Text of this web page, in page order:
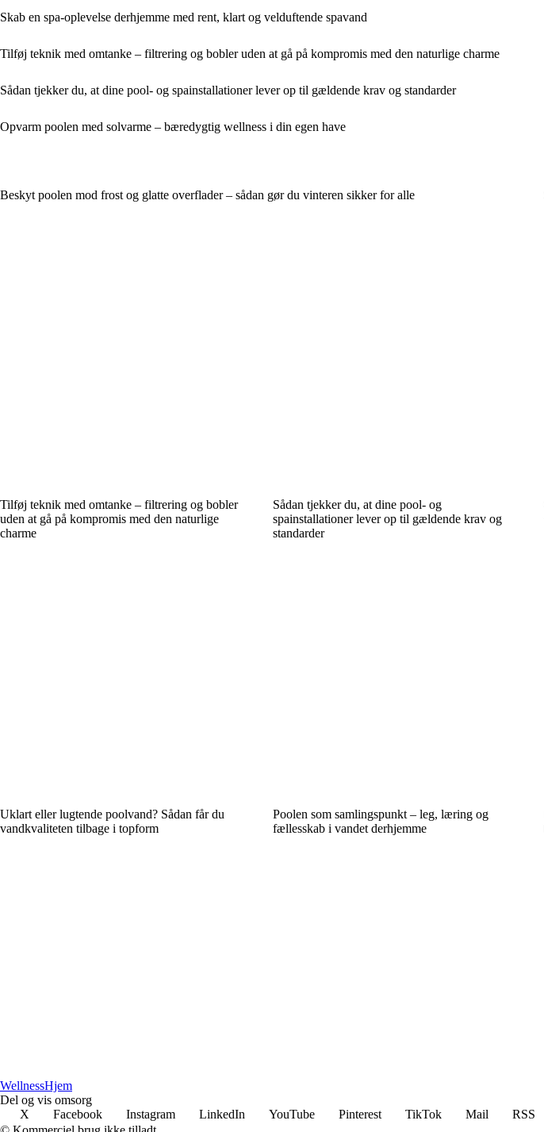
Skab en spa-oplevelse derhjemme med rent, klart og velduftende spavand
Tilføj teknik med omtanke – filtrering og bobler uden at gå på kompromis med den naturlige charme
Sådan tjekker du, at dine pool- og spainstallationer lever op til gældende krav og standarder
Opvarm poolen med solvarme – bæredygtig wellness i din egen have
Beskyt poolen mod frost og glatte overflader – sådan gør du vinteren sikker for alle
Tilføj teknik med omtanke – filtrering og bobler
uden at gå på kompromis med den naturlige
charme
Sådan tjekker du, at dine pool- og
spainstallationer lever op til gældende krav og
standarder
Uklart eller lugtende poolvand? Sådan får du
vandkvaliteten tilbage i topform
Poolen som samlingspunkt – leg, læring og
fællesskab i vandet derhjemme
WellnessHjem
Del og vis omsorg
X
Facebook Instagram LinkedIn YouTube Pinterest TikTok Mail
RSS